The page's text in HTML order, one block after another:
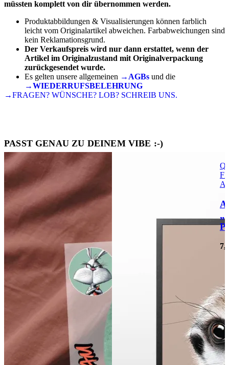
müssten komplett von dir übernommen werden.
Produktabbildungen & Visualisierungen können farblich
leicht vom Originalartikel abweichen. Farbabweichungen sind
kein Reklamationsgrund.
Der Verkaufspreis wird nur dann erstattet, wenn der
Artikel im Originalzustand mit Originalverpackung
zurückgesendet wurde.
Es gelten unsere allgemeinen →AGBs und die
→WIEDERRUFSBELEHRUNG
→FRAGEN? WÜNSCHE? LOB? SCHREIB UNS.
PASST GENAU ZU DEINEM VIBE :-)